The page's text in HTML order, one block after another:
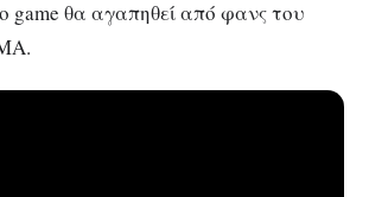
game θα αγαπηθεί από φανς του